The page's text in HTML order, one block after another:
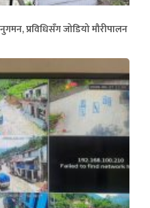
प्रविधिसँग जोडियो मौरीपालन